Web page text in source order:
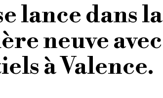
lance dans la
neuve avec
à Valence.